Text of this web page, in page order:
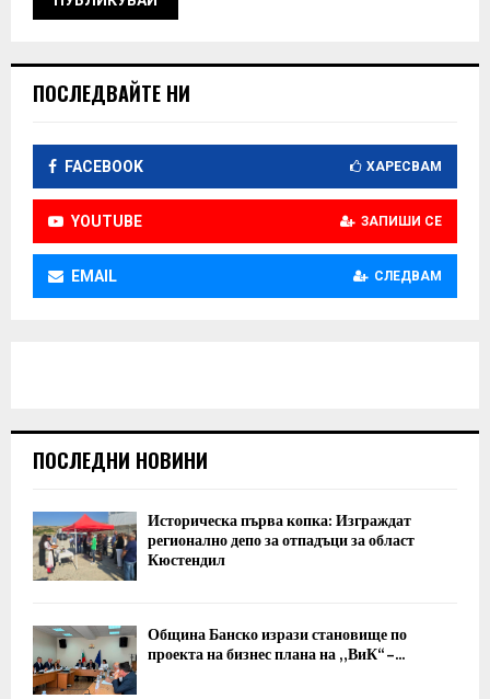
ПОСЛЕДВАЙТЕ НИ
FACEBOOK ХАРЕСВАМ
YOUTUBE ЗАПИШИ СЕ
EMAIL СЛЕДВАМ
ПОСЛЕДНИ НОВИНИ
Историческа първа копка: Изграждат
регионално депо за отпадъци за област
Кюстендил
Община Банско изрази становище по
проекта на бизнес плана на „ВиК“ –...